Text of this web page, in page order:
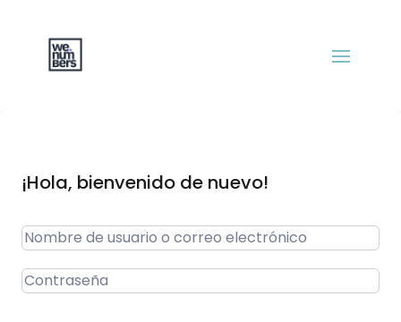
¡Hola, bienvenido de nuevo!